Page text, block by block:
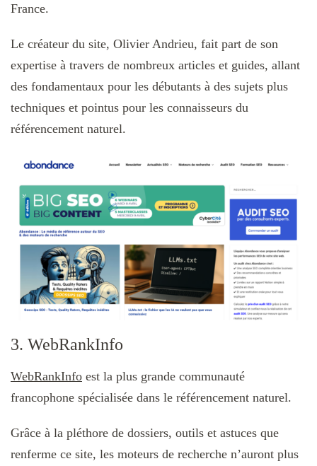
France.
Le créateur du site, Olivier Andrieu, fait part de son
expertise à travers de nombreux articles et guides, allant
des fondamentaux pour les débutants à des sujets plus
techniques et pointus pour les connaisseurs du
référencement naturel.
3. WebRankInfo
WebRankInfo est la plus grande communauté
francophone spécialisée dans le référencement naturel.
Grâce à la pléthore de dossiers, outils et astuces que
renferme ce site, les moteurs de recherche n’auront plus